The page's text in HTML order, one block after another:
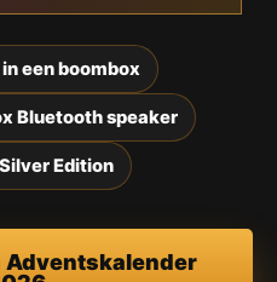
een boombox
Bluetooth speaker
Edition
Adventskalender